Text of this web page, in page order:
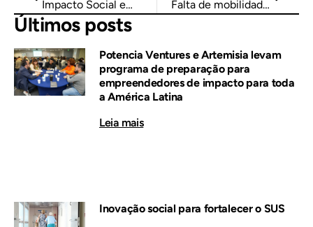
Impacto Social em Mobilidade Falta de mobilidade afeta autonomia e vira armadilha para os mais pobres
Últimos posts
Potencia Ventures e Artemisia levam
programa de preparação para
empreendedores de impacto para toda
a América Latina
Leia mais
Inovação social para fortalecer o SUS